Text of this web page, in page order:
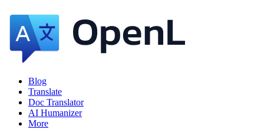
Blog
Translate
Doc Translator
AI Humanizer
More